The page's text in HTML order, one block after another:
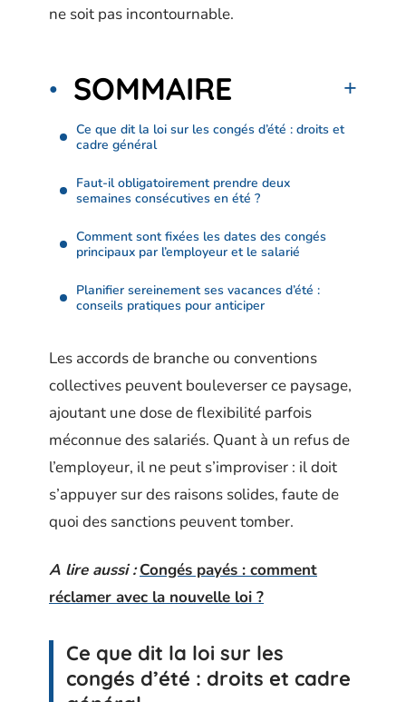
ne soit pas incontournable.
SOMMAIRE
Ce que dit la loi sur les congés d’été : droits et
cadre général
Faut-il obligatoirement prendre deux
semaines consécutives en été ?
Comment sont fixées les dates des congés
principaux par l’employeur et le salarié
Planifier sereinement ses vacances d’été :
conseils pratiques pour anticiper
Les accords de branche ou conventions
collectives peuvent bouleverser ce paysage,
ajoutant une dose de flexibilité parfois
méconnue des salariés. Quant à un refus de
l’employeur, il ne peut s’improviser : il doit
s’appuyer sur des raisons solides, faute de
quoi des sanctions peuvent tomber.
A lire aussi : Congés payés : comment
réclamer avec la nouvelle loi ?
Ce que dit la loi sur les
congés d’été : droits et cadre